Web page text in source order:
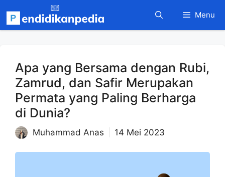
isi
Menu
Apa yang Bersama dengan Rubi,
Zamrud, dan Safir Merupakan
Permata yang Paling Berharga
di Dunia?
Muhammad Anas 14 Mei 2023